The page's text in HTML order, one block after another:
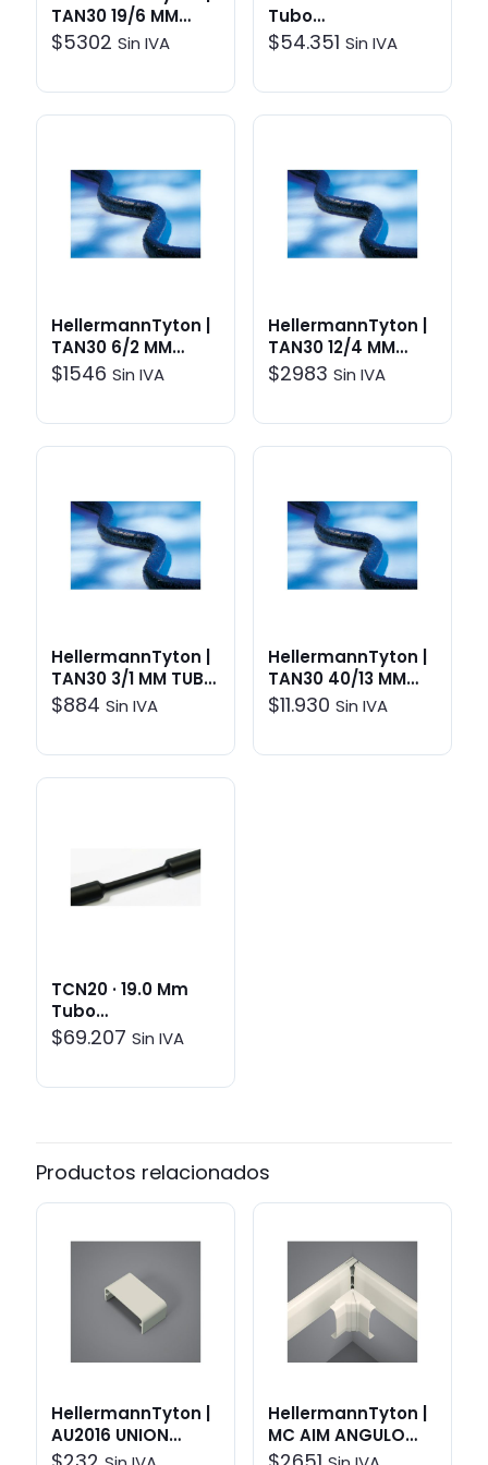
TAN30 19/6 MM
TUBO 1MT
TERMORETRACTIL
$5302 Sin IVA
Tubo
Termoretractil
Negro (100 Mt)
$54.351 Sin IVA
HellermannTyton |
TAN30 6/2 MM
TUBO 1MT
$1546 Sin IVA
HellermannTyton |
TAN30 12/4 MM
TUBO 1MT
$2983 Sin IVA
HellermannTyton |
TAN30 3/1 MM TUBO
1MT
$884 Sin IVA
HellermannTyton |
TAN30 40/13 MM
TUBO 1MT
$11.930 Sin IVA
TCN20 · 19.0 Mm
Tubo
Termoretractil
Negro (60 Mt)
$69.207 Sin IVA
Productos relacionados
HellermannTyton |
AU2016 UNION
MINICANAL 20X10 |
HellermannTyton |
MC AIM ANGULO
INTERNO MOVIL